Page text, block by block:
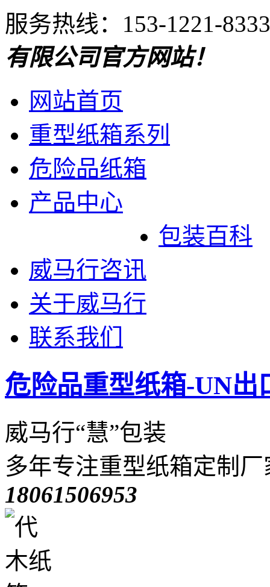
服务热线：153-1221-8333
有限公司官方网站！
网站首页
重型纸箱系列
危险品纸箱
产品中心
包装百科
威马行咨讯
关于威马行
联系我们
危险品重型纸箱-UN出
威马行“慧”包装
多年专注重型纸箱定制厂
18061506953